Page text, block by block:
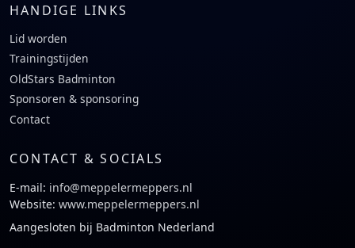
HANDIGE LINKS
Lid worden
Trainingstijden
OldStars Badminton
Sponsoren & sponsoring
Contact
CONTACT & SOCIALS
E-mail: info@meppelermeppers.nl
Website: www.meppelermeppers.nl
Aangesloten bij Badminton Nederland